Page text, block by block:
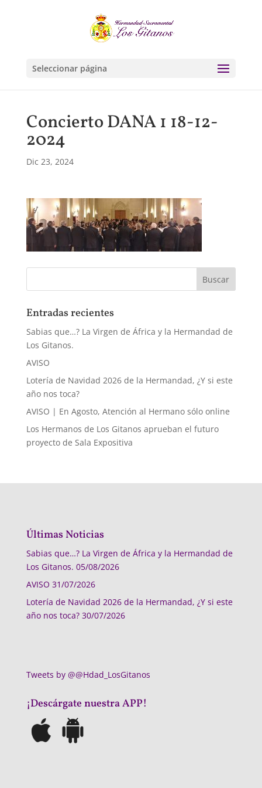
Seleccionar página
Concierto DANA 1 18-12-
2024
Dic 23, 2024
Entradas recientes
Sabias que…? La Virgen de África y la Hermandad de
Los Gitanos.
AVISO
Lotería de Navidad 2026 de la Hermandad, ¿Y si este
año nos toca?
AVISO | En Agosto, Atención al Hermano sólo online
Los Hermanos de Los Gitanos aprueban el futuro
proyecto de Sala Expositiva
Últimas Noticias
Sabias que…? La Virgen de África y la Hermandad de
Los Gitanos. 05/08/2026
AVISO 31/07/2026
Lotería de Navidad 2026 de la Hermandad, ¿Y si este
año nos toca? 30/07/2026
Tweets by @@Hdad_LosGitanos
¡Descárgate nuestra APP!